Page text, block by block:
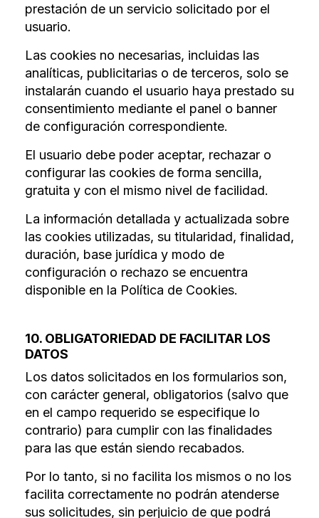
prestación de un servicio solicitado por el
usuario.
Las cookies no necesarias, incluidas las
analíticas, publicitarias o de terceros, solo se
instalarán cuando el usuario haya prestado su
consentimiento mediante el panel o banner
de configuración correspondiente.
El usuario debe poder aceptar, rechazar o
configurar las cookies de forma sencilla,
gratuita y con el mismo nivel de facilidad.
La información detallada y actualizada sobre
las cookies utilizadas, su titularidad, finalidad,
duración, base jurídica y modo de
configuración o rechazo se encuentra
disponible en la Política de Cookies.
10. OBLIGATORIEDAD DE FACILITAR LOS
DATOS
Los datos solicitados en los formularios son,
con carácter general, obligatorios (salvo que
en el campo requerido se especifique lo
contrario) para cumplir con las finalidades
para las que están siendo recabados.
Por lo tanto, si no facilita los mismos o no los
facilita correctamente no podrán atenderse
sus solicitudes, sin perjuicio de que podrá